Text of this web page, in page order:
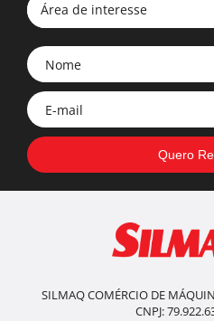
Área de interesse
SILMAQ COMÉRCIO DE
CNPJ: